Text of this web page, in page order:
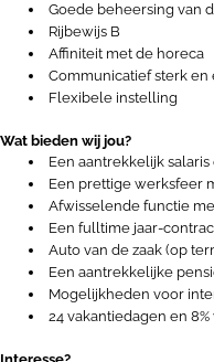
Goede beheersing van
Rijbewijs B
Affiniteit met de horeca
Communicatief sterk
Flexibele instelling
Wat bieden wij jou?
Een aantrekkelijk
Een prettige werksfeer
Afwisselende functie
Een fulltime jaar-
Auto van de zaak (op
Een aantrekkelijke
Mogelijkheden voor
24 vakantiedagen en